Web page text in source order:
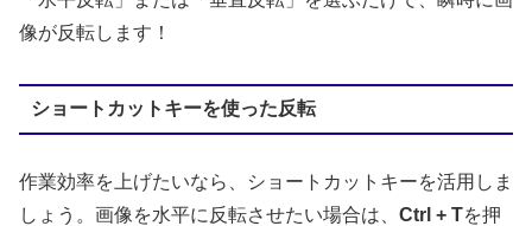
像が反転します！
ショートカットキーを使った反転
作業効率を上げたいなら、ショートカットキーを活用しま
しょう。画像を水平に反転させたい場合は、 Ctrl + Tを押